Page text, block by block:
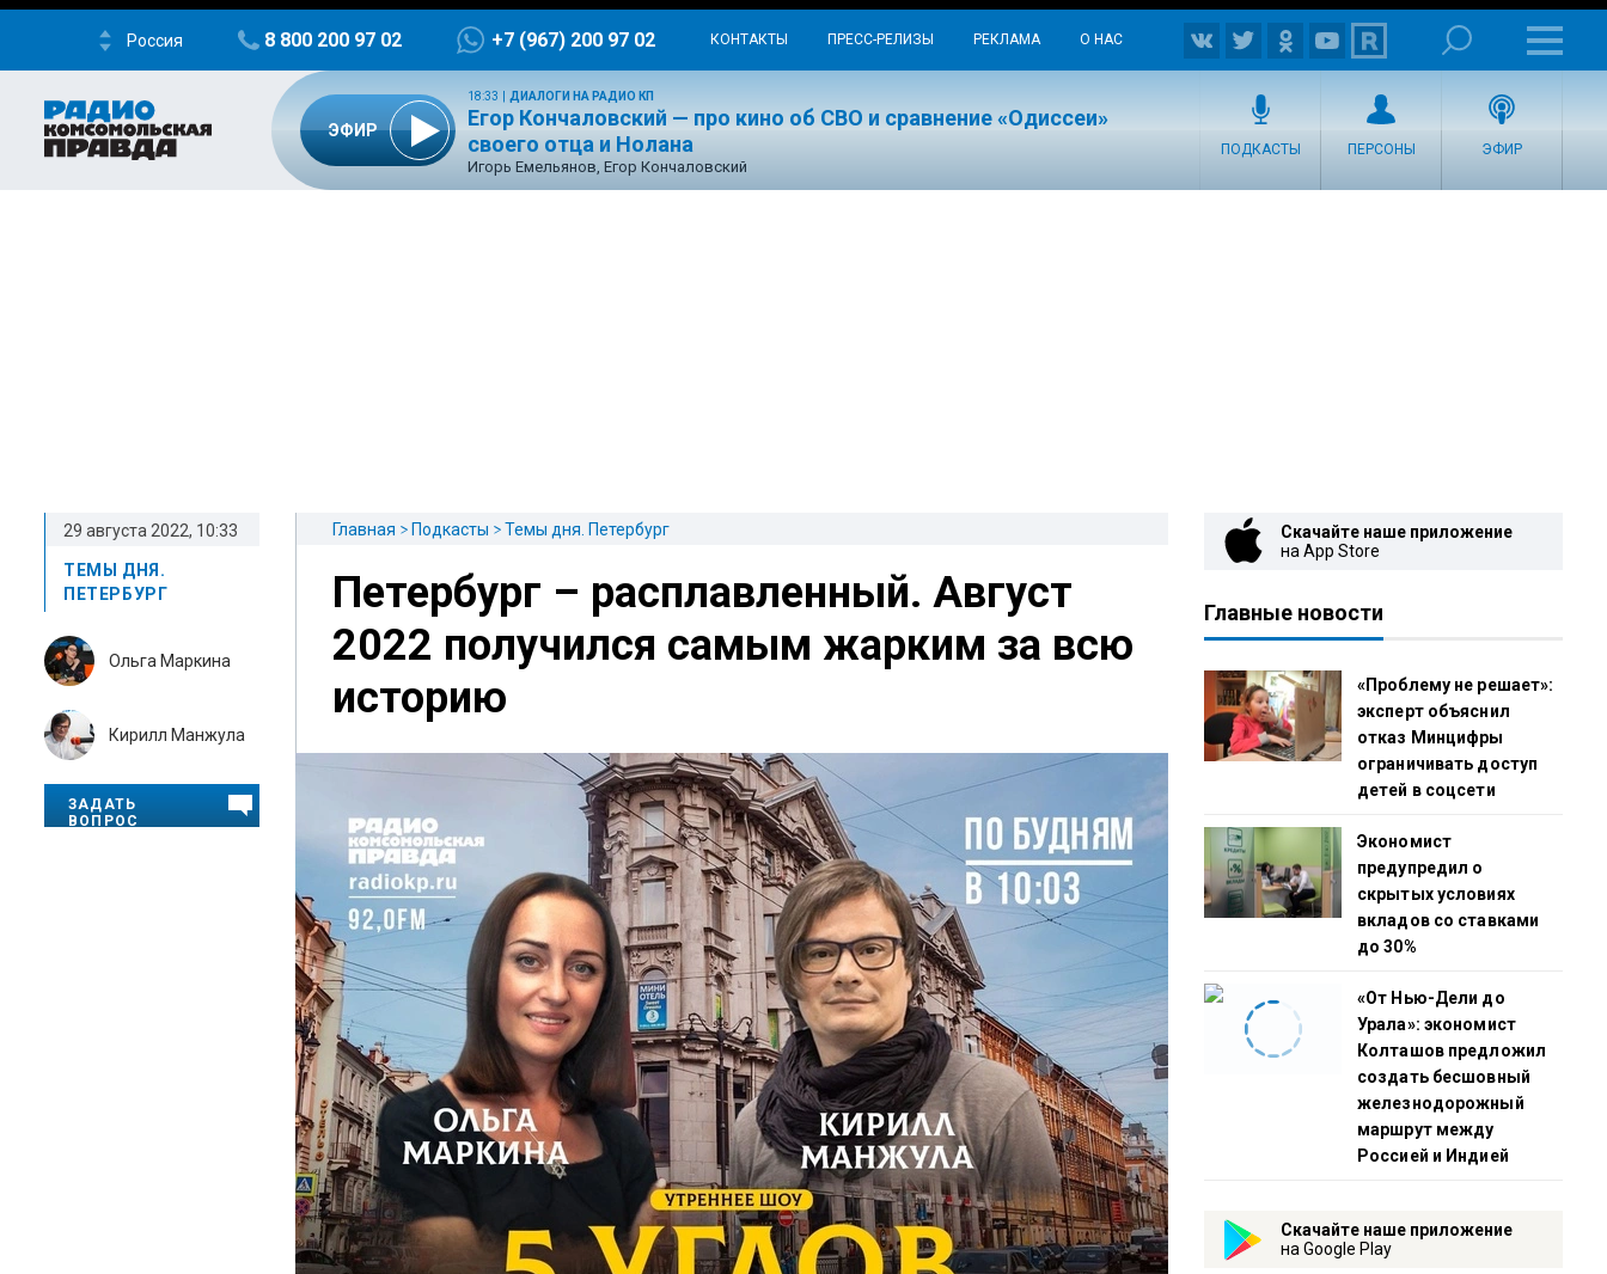
Россия 8 800 200 97 02 +7 (967) 200 97 02 КОНТАКТЫ ПРЕСС-РЕЛИЗЫ РЕКЛАМА О НАС
ЭФИР
18:33 ДИАЛОГИ НА РАДИО КП
Егор Кончаловский — про кино об СВО и сравнение «Одиссеи»
своего отца и Нолана
Игорь Емельянов, Егор Кончаловский
ПОДКАСТЫ ПЕРСОНЫ ЭФИР
Главная Подкасты Темы дня. Петербург
Петербург – расплавленный. Август
2022 получился самым жарким за всю
историю
29 августа 2022, 10:33
ТЕМЫ ДНЯ.
ПЕТЕРБУРГ
Ольга Маркина
Кирилл Манжула
ЗАДАТЬ
ВОПРОС
Скачайте наше приложение
на App Store
Главные новости
«Проблему не решает»:
эксперт объяснил
отказ Минцифры
ограничивать доступ
детей в соцсети
Экономист
предупредил о
скрытых условиях
вкладов со ставками
до 30%
«От Нью-Дели до
Урала»: экономист
Колташов предложил
создать бесшовный
железнодорожный
маршрут между
Россией и Индией
Скачайте наше приложение
на Google Play